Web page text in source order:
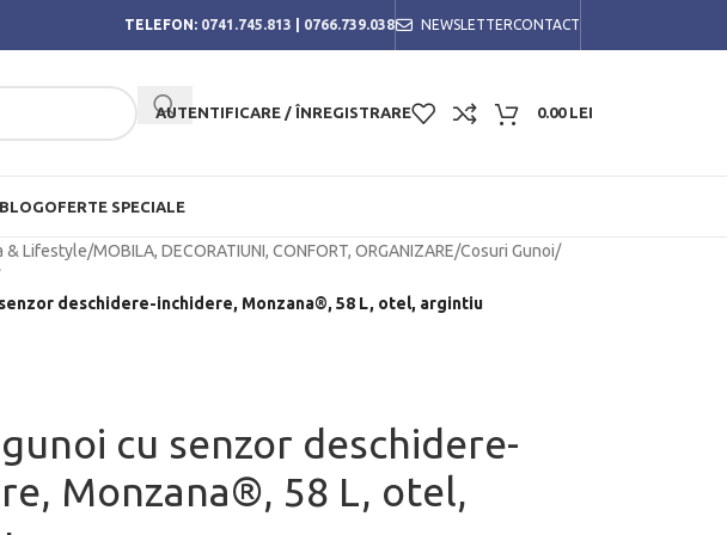
TELEFON: 0741.745.813 0766.739.038 NEWSLETTERCONTACT
AUTENTIFICARE / ÎNREGISTRARE 0.00 LEI
BLOGOFERTE SPECIALE
& Lifestyle/MOBILA, DECORATIUNI, CONFORT, ORGANIZARE/Cosuri Gunoi/
deschidere-inchidere, Monzana®, 58 L, otel, argintiu
cu senzor deschidere-
Monzana®, 58 L, otel,